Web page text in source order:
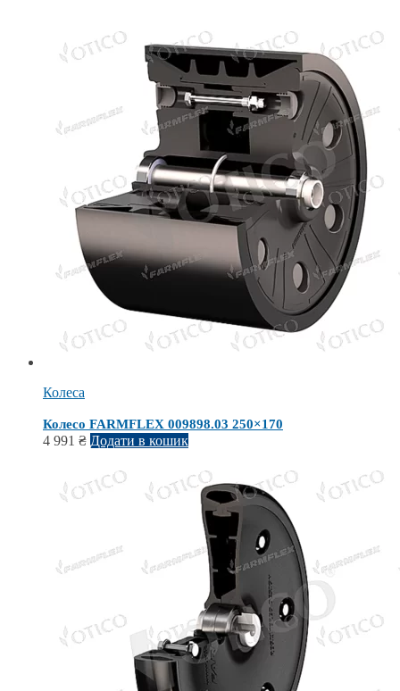
Колеса
Колесо FARMFLEX 009898.03 250×170
4 991 ₴ Додати в кошик